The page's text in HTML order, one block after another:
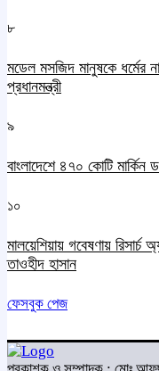
৮
মডেল মসজিদ মানুষকে ধর্মের
প্রধানমন্ত্রী
৯
বাংলাদেশে ৪৭০ কোটি
১০
মালয়েশিয়ায় গবেষণায়
তাওহীদ হাসান
ফেসবুক পেজ